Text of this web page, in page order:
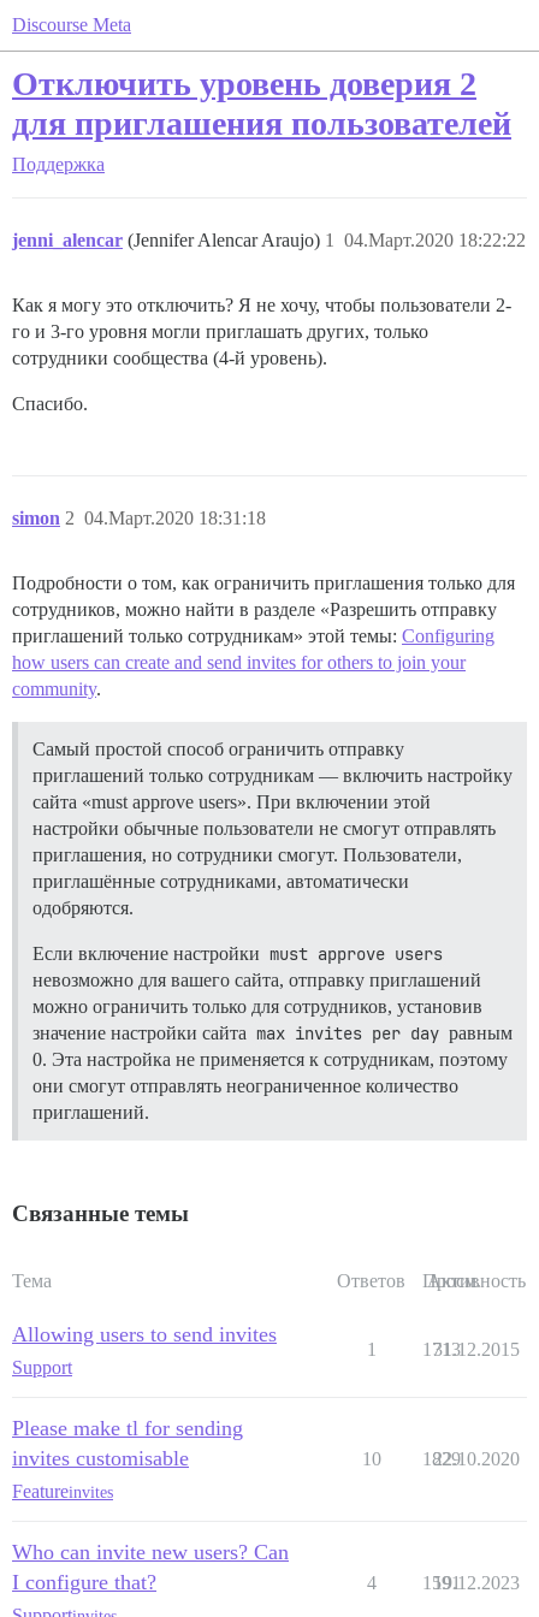
Discourse Meta
Отключить уровень доверия 2
для приглашения пользователей
Поддержка
jenni_alencar (Jennifer Alencar Araujo) 04.Март.2020 18:22:22
1
Как я могу это отключить? Я не хочу, чтобы пользователи 2-
го и 3-го уровня могли приглашать других, только
сотрудники сообщества (4-й уровень).
Спасибо.
simon 04.Март.2020 18:31:18
2
Подробности о том, как ограничить приглашения только для
сотрудников, можно найти в разделе «Разрешить отправку
приглашений только сотрудникам» этой темы: Configuring
how users can create and send invites for others to join your
community.
Самый простой способ ограничить отправку
приглашений только сотрудникам — включить настройку
сайта «must approve users». При включении этой
настройки обычные пользователи не смогут отправлять
приглашения, но сотрудники смогут. Пользователи,
приглашённые сотрудниками, автоматически
одобряются.
Если включение настройки must approve users
невозможно для вашего сайта, отправку приглашений
можно ограничить только для сотрудников, установив
значение настройки сайта max invites per day равным
0. Эта настройка не применяется к сотрудникам, поэтому
они смогут отправлять неограниченное количество
приглашений.
Связанные темы
Тема Ответов Просм.
Активность
Allowing users to send invites
Support
1 1713
31.12.2015
Please make tl for sending
invites customisable
Featureinvites
10 1829
22.10.2020
Who can invite new users? Can
I configure that?
4 1591
19.12.2023